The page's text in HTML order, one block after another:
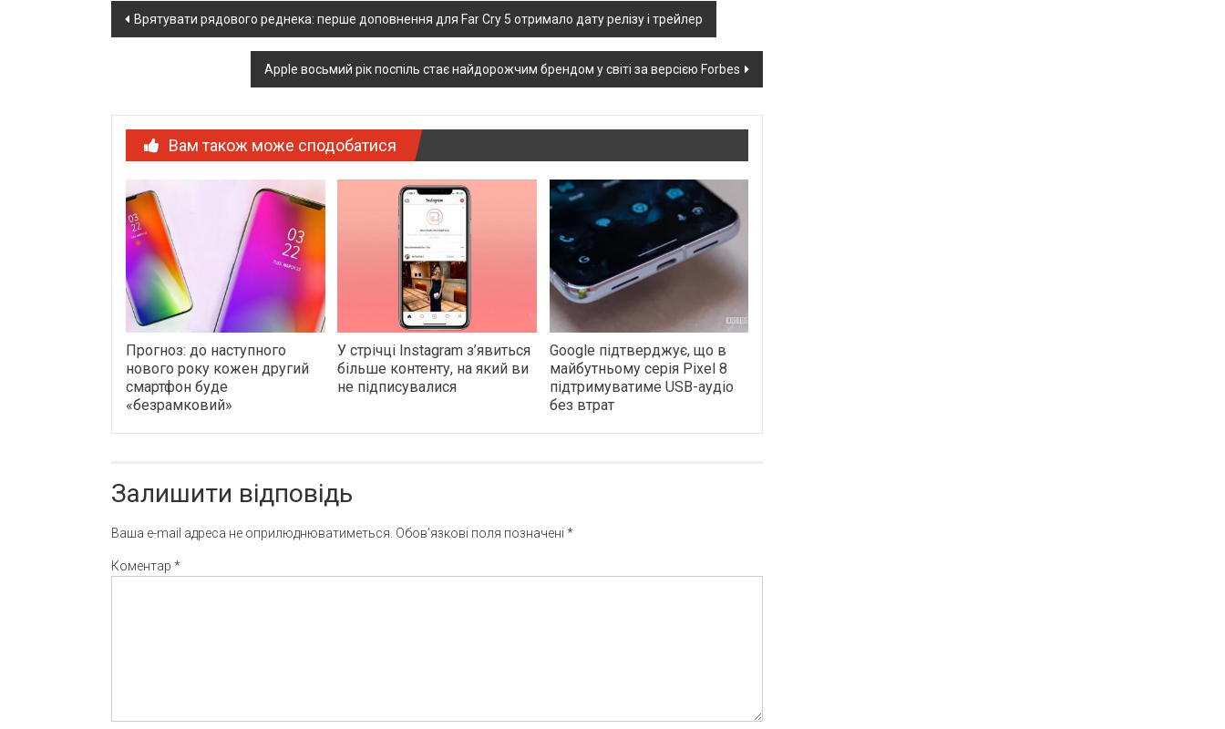
Post
Врятувати рядового реднека: перше доповнення для Far Cry 5 отримало дату релізу і трейлер
Apple восьмий рік поспіль стає найдорожчим брендом у світі за версією Forbes
Вам також може сподобатися
Прогноз: до наступного
нового року кожен другий
смартфон буде
«безрамковий»
У стрічці Instagram з’явиться
більше контенту, на який ви
не підписувалися
Google підтверджує, що в
майбутньому серія Pixel 8
підтримуватиме USB-аудіо
без втрат
Залишити відповідь
Ваша e-mail адреса не оприлюднюватиметься. Обов’язкові поля позначені *
Коментар *